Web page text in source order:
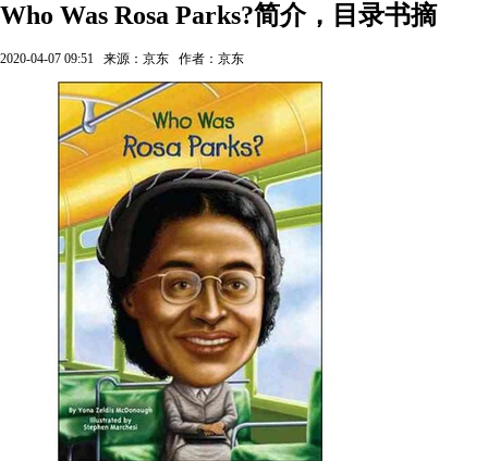
Who Was Rosa Parks?简介，目录书摘
2020-04-07 09:51 来源：京东 作者：京东